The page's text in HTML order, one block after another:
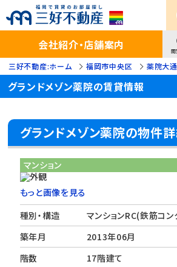
会社紹介・店舗案内 閲
三好不動産:ホーム 福岡市中央区 薬院大
グランドメゾン薬院の賃貸情報
グランドメゾン薬院の物件
マンション
もっと画像を見る
種別・構造
マンションRC(鉄筋コン
築年月
2013年06月
階数
17階建て